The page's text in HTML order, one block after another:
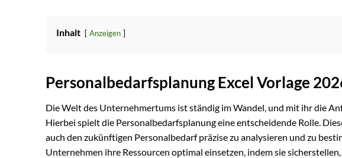
Inhalt Anzeigen
Personalbedarfsplanung Excel Vorlage
Die Welt des Unternehmertums ist ständig im Wandel, und mit ihr die
Hierbei spielt die Personalbedarfsplanung eine entscheidende Rolle.
auch den zukünftigen Personalbedarf präzise zu analysieren und zu
Unternehmen ihre Ressourcen optimal einsetzen, indem sie